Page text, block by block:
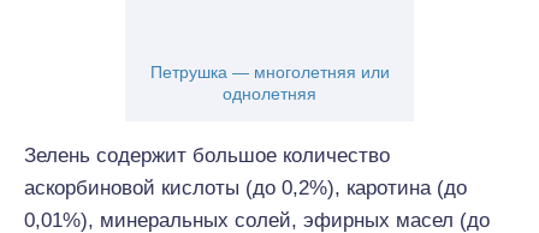
Петрушка — многолетняя или
однолетняя
Зелень содержит большое количество
аскорбиновой кислоты (до 0,2%), каротина (до
0,01%), минеральных солей, эфирных масел (до